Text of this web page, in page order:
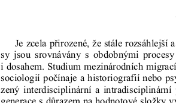
Je zcela přirozené, že stále rozsáhlejší
sy  jsou  srovnávány  s obdobnými
i dosahem. Studium mezinárodních
sociologií počínaje a historiografií nebo
zený interdisciplinární a
generace s důrazem na hodnotové složky